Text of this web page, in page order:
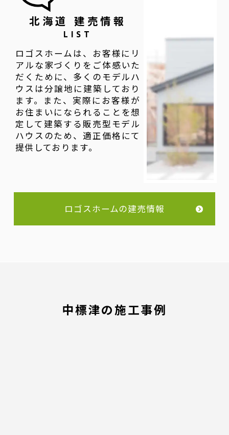
北海道 建売情報
LIST
ロゴスホームは、お客様にリ
アルな家づくりをご体感いた
だくために、多くのモデルハ
ウスは分譲地に建築しており
ます。また、実際にお客様が
お住まいになられることを想
定して建築する販売型モデル
ハウスのため、適正価格にて
提供しております。
ロゴスホームの建売情報
中標津の施工事例